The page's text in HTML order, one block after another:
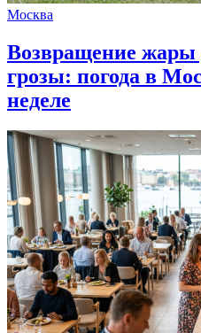
Москва
Возвращение жары
грозы: погода в
неделе